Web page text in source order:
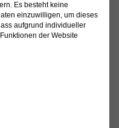
Es besteht keine
einzuwilligen, um dieses
aufgrund individueller
der Website
für die eine